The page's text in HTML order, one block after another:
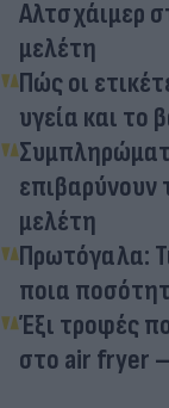
Αλτσχάιμερ
μελέτη
Πώς οι
υγεία και το
επιβαρύνουν
μελέτη
Πρωτόγαλα:
ποια
Έξι τροφές
στο air fryer –